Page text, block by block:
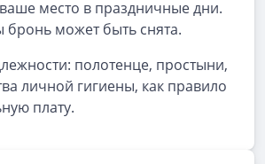
место в праздничные дни.
бронь может быть снята.
полотенце, простыни,
личной гигиены, как правило
плату.